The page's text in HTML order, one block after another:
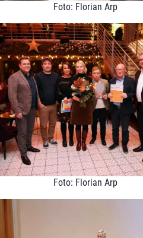
Foto: Florian Arp
Foto: Florian Arp